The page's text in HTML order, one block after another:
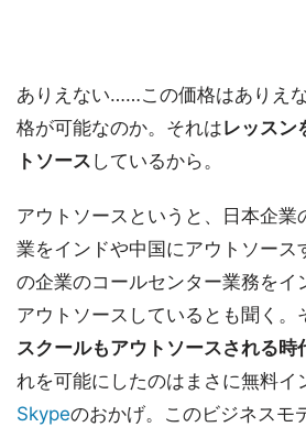
ありえない……この価格はありえ
格が可能なのか。それはレッスン
トソース しているから。
アウトソースというと、日本企業
業をインドや中国にアウトソース
の企業のコールセンター業務をイ
アウトソースしているとも聞く。
スクールもアウトソースされる時
れを可能にしたのはまさに無料イ
Skypeのおかげ。このビジネスモ